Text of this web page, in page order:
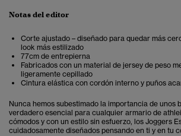
Notas del editor
Corte ajustado – diseñado para quedar más
look más estilizado
77cm de entrepierna
Fabricados con un material de jersey de peso
ligeramente cepillado
Cintura elástica con cordón interno y puños
Nunca hemos subestimado la importancia de unos
verdadero esencial para cualquier armario de
cómodos y con un estilo sin esfuerzo, los Joggers
cuidadosamente diseñados pensando en ti y en tu